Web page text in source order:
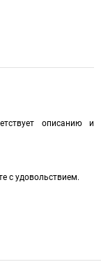
описанию и
с удовольствием.